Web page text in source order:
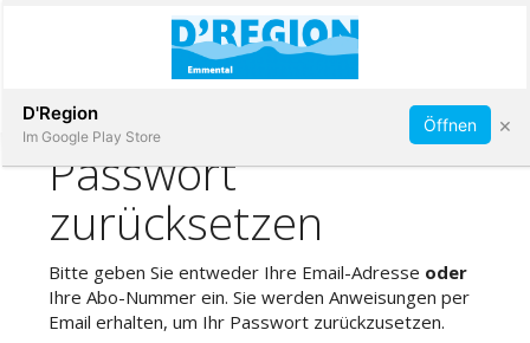
Immobilien
Veranstaltungen
Abonnieren
D'Region
Im Google Play Store
Öffnen ×